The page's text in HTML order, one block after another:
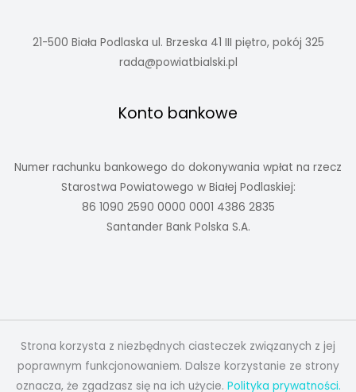
21-500 Biała Podlaska ul. Brzeska 41 III piętro, pokój 325
rada@powiatbialski.pl
Konto bankowe
Numer rachunku bankowego do dokonywania wpłat na rzecz
Starostwa Powiatowego w Białej Podlaskiej:
86 1090 2590 0000 0001 4386 2835
Santander Bank Polska S.A.
Strona korzysta z niezbędnych ciasteczek związanych z jej
poprawnym funkcjonowaniem. Dalsze korzystanie ze strony
oznacza, że zgadzasz się na ich użycie. Polityka prywatności.